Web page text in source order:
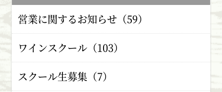
営業に関するお知らせ（59）
ワインスクール（103）
スクール生募集（7）